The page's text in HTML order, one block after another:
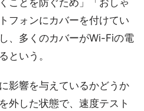
ことを防ぐため」「おしゃ
フォンにカバーを付けてい
、多くのカバーがWi-Fiの電
という。
影響を与えているかどうか
外した状態で、速度テスト